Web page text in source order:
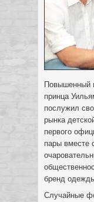
Повышенный
принца
послужил
рынка
первого
пары вместе
бренд
Случайные